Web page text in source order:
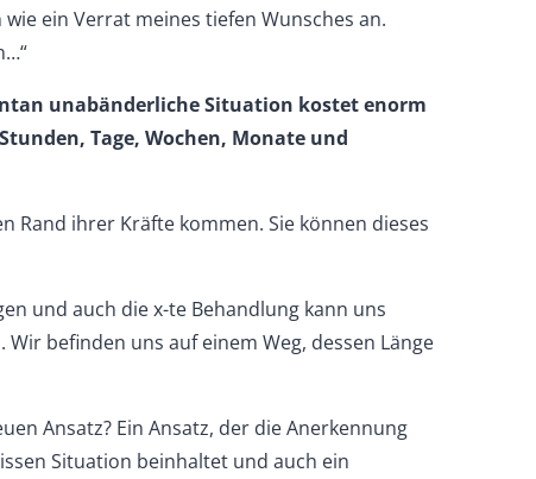
ein Verrat meines tiefen Wunsches an.
unabänderliche Situation kostet enorm
Tage, Wochen, Monate und
Rand ihrer Kräfte kommen. Sie können dieses
und auch die x-te Behandlung kann uns
befinden uns auf einem Weg, dessen Länge
Ansatz? Ein Ansatz, der die Anerkennung
Situation beinhaltet und auch ein